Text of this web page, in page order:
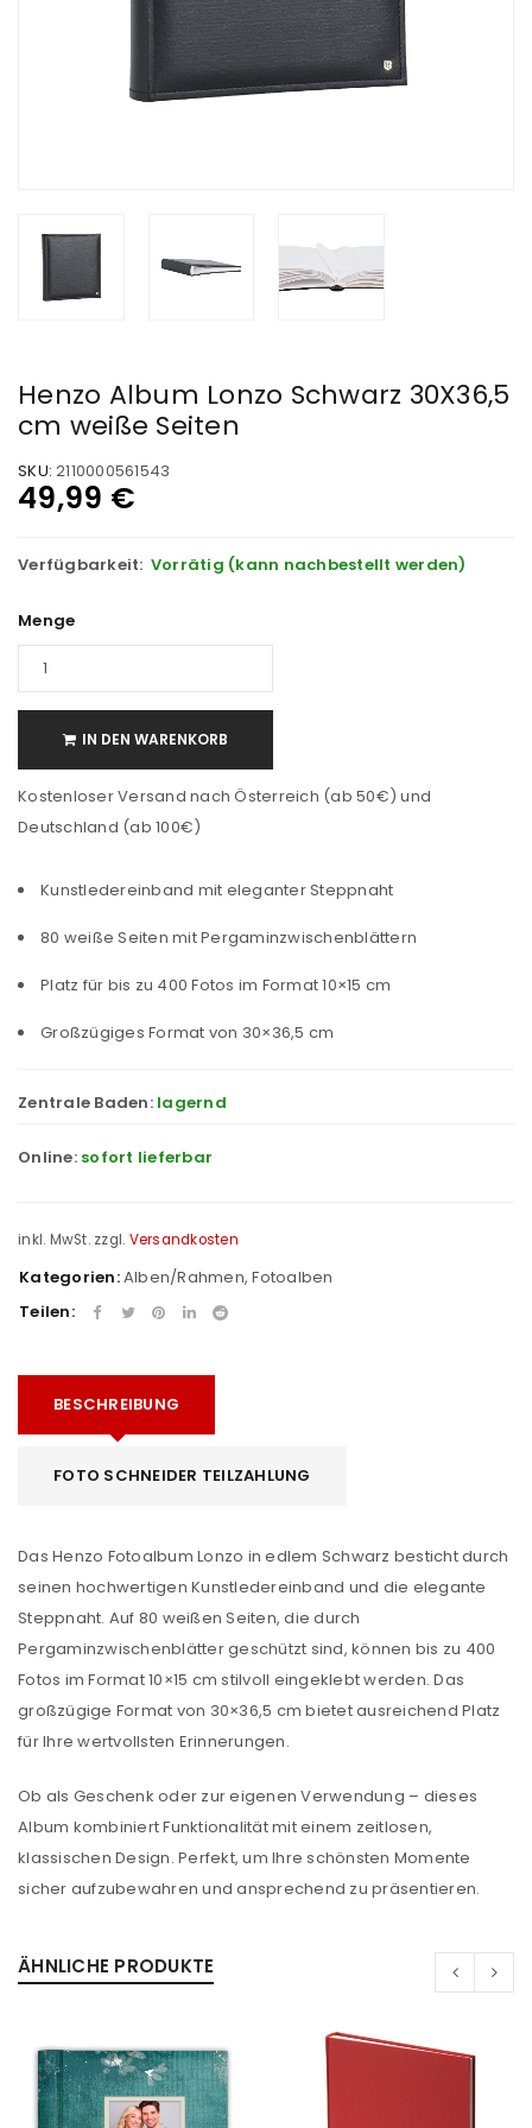
Henzo Album Lonzo Schwarz 30X36,5
cm weiße Seiten
SKU: 2110000561543
49,99 €
Verfügbarkeit: Vorrätig (kann nachbestellt werden)
Menge
IN DEN WARENKORB
Kostenloser Versand nach Österreich (ab 50€) und
Deutschland (ab 100€)
Kunstledereinband mit eleganter Steppnaht
80 weiße Seiten mit Pergaminzwischenblättern
Platz für bis zu 400 Fotos im Format 10×15 cm
Großzügiges Format von 30×36,5 cm
Zentrale Baden: lagernd
Online: sofort lieferbar
inkl. MwSt. zzgl. Versandkosten
Kategorien:Alben/Rahmen,Fotoalben
Teilen:
BESCHREIBUNG
FOTO SCHNEIDER TEILZAHLUNG
Das Henzo Fotoalbum Lonzo in edlem Schwarz besticht durch
seinen hochwertigen Kunstledereinband und die elegante
Steppnaht. Auf 80 weißen Seiten, die durch
Pergaminzwischenblätter geschützt sind, können bis zu 400
Fotos im Format 10×15 cm stilvoll eingeklebt werden. Das
großzügige Format von 30×36,5 cm bietet ausreichend Platz
für Ihre wertvollsten Erinnerungen.
Ob als Geschenk oder zur eigenen Verwendung – dieses
Album kombiniert Funktionalität mit einem zeitlosen,
klassischen Design. Perfekt, um Ihre schönsten Momente
sicher aufzubewahren und ansprechend zu präsentieren.
ÄHNLICHE PRODUKTE